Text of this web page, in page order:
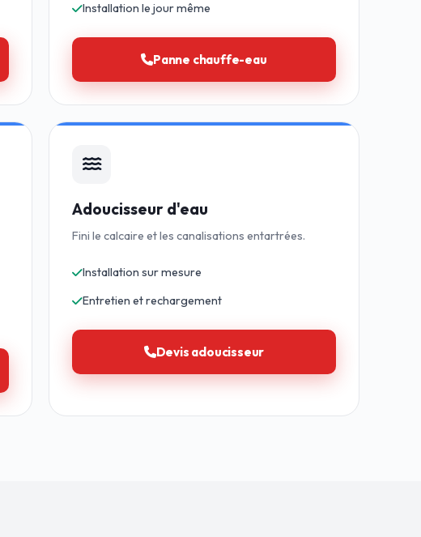
Installation le jour même
Panne chauffe-eau
Adoucisseur d'eau
Fini le calcaire et les canalisations entartrées.
Installation sur mesure
Entretien et rechargement
Devis adoucisseur